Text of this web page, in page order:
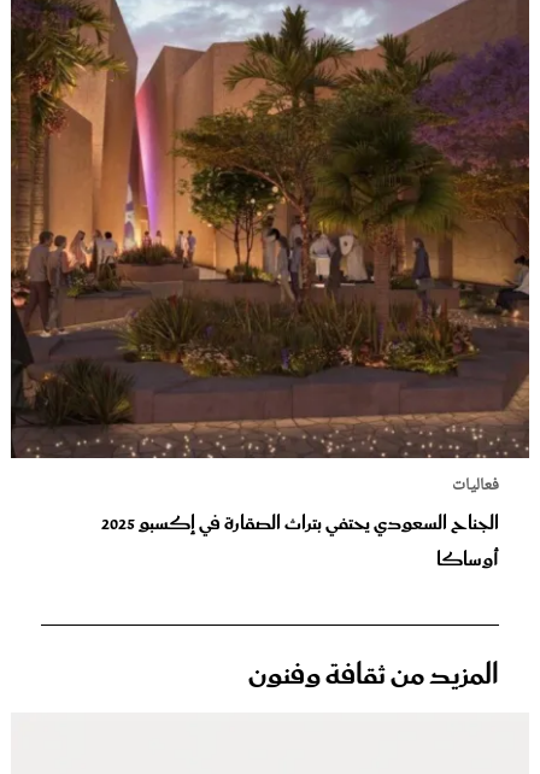
فعاليات
الجناح السعودي يحتفي بتراث الصقارة في إكسبو 2025
أوساكا
المزيد من ثقافة وفنون